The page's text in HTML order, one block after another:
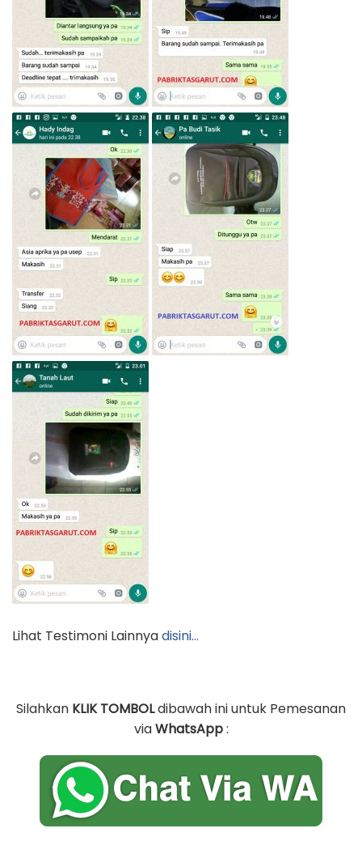
Lihat Testimoni Lainnyadisini…
Silahkan KLIK TOMBOLdibawah ini untuk Pemesanan
viaWhatsApp: